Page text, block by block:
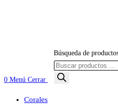
0 Menú Cerrar
Búsqueda de
Corales